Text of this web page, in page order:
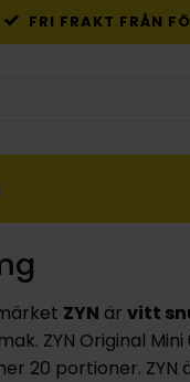
FRI FRAKT FRÅN
ZYN är vitt
ZYN Original
20 portioner. ZYN